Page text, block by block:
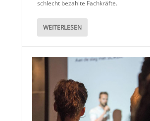
schlecht bezahlte Fachkräfte.
WEITERLESEN